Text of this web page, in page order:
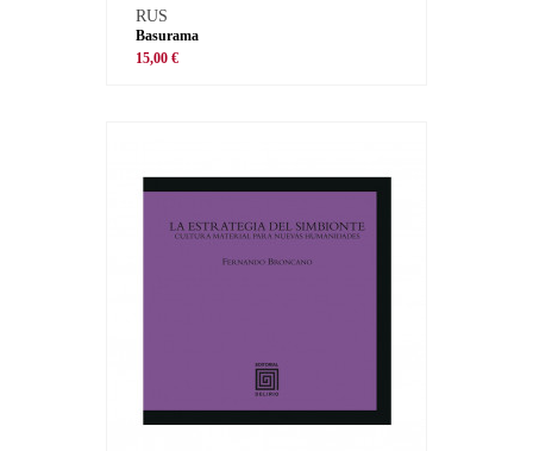
RUS
Basurama
15,00 €